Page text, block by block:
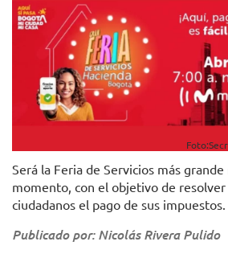
Será la Feria de Servicios más
momento, con el objetivo de
ciudadanos el pago de sus impuestos.
Publicado por: Nicolás Rivera Pulido